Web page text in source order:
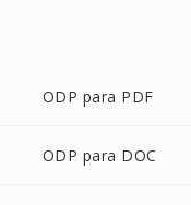
ODP para PDF
ODP para DOC